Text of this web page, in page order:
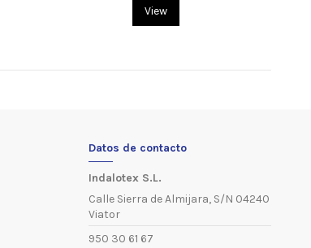
View
Datos de contacto
Indalotex S.L.
Calle Sierra de Almijara, S/N 04240
Viator
950 30 61 67